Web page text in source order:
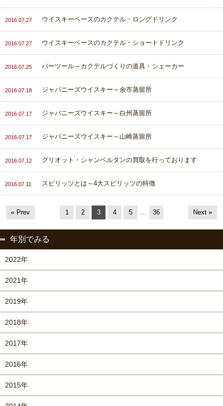
2016.07.27 ウイスキーベースのカクテル・ロングドリンク
2016.07.27 ウイスキーベースのカクテル・ショートドリンク
2016.07.25 バーツール～カクテルづくりの道具・シェーカー
2016.07.18 ジャパニーズウイスキー～余市蒸留所
2016.07.17 ジャパニーズウイスキー～白州蒸留所
2016.07.17 ジャパニーズウイスキー～山崎蒸留所
2016.07.12 グリオット・シャンベルタンの買取を行っております
2016.07.11 スピリッツとは～4大スピリッツの特徴
« Prev 1 2 3 4 5 ... 36 Next »
年別でみる
2022年
2021年
2019年
2018年
2017年
2016年
2015年